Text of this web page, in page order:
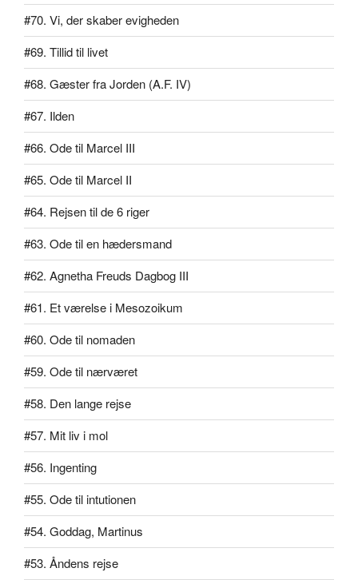
#70. Vi, der skaber evigheden
#69. Tillid til livet
#68. Gæster fra Jorden (A.F. IV)
#67. Ilden
#66. Ode til Marcel III
#65. Ode til Marcel II
#64. Rejsen til de 6 riger
#63. Ode til en hædersmand
#62. Agnetha Freuds Dagbog III
#61. Et værelse i Mesozoikum
#60. Ode til nomaden
#59. Ode til nærværet
#58. Den lange rejse
#57. Mit liv i mol
#56. Ingenting
#55. Ode til intutionen
#54. Goddag, Martinus
#53. Åndens rejse